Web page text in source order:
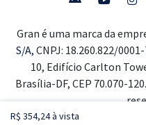
R$ 354,24 à vista
Gran é uma marca da
S/A, CNPJ: 18.260.822/
10, Edifício Carlton
Brasília-DF, CEP 70.070-